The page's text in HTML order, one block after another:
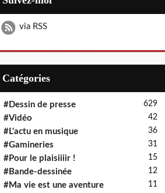
via RSS
Catégories
#Dessin de presse 629
#Vidéo 42
#L'actu en musique 36
#Gamineries 31
#Pour le plaisiiiir ! 15
#Bande-dessinée 12
#Ma vie est une aventure 11